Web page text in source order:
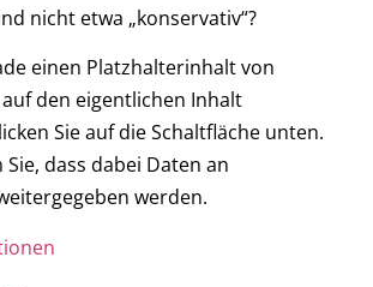
nicht etwa „konservativ“?
einen Platzhalterinhalt von
auf den eigentlichen Inhalt
Sie auf die Schaltfläche unten.
dass dabei Daten an
werden.